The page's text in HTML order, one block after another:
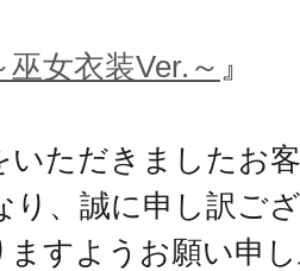
女衣装Ver.～ 』
いただきましたお
、誠に申し訳ござ
すようお願い申し